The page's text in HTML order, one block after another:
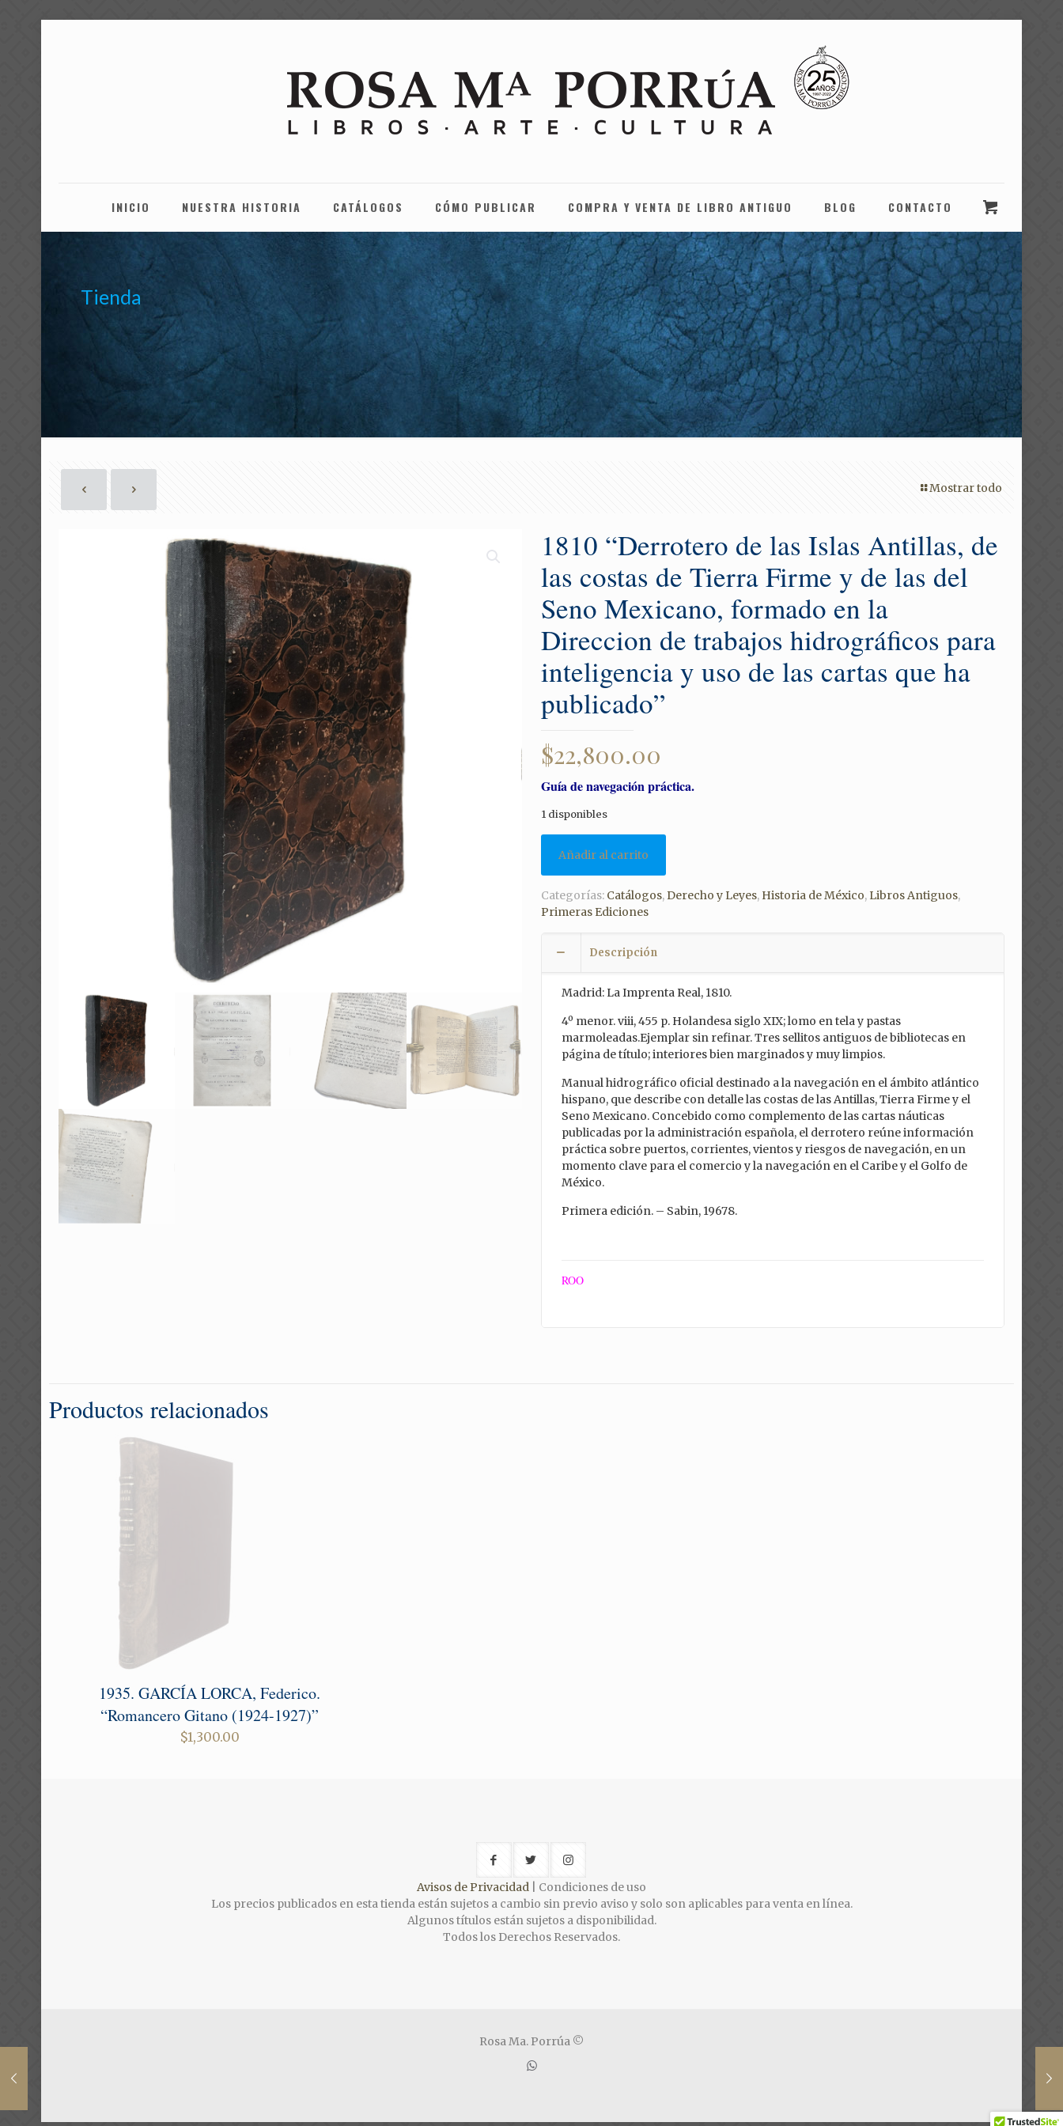
INICIO NUESTRA HISTORIA CATÁLOGOS CÓMO PUBLICAR COMPRA Y VENTA DE LIBRO ANTIGUO BLOG CONTACTO
Tienda
Mostrar todo
1810 “Derrotero de las Islas Antillas, de
las costas de Tierra Firme y de las del
Seno Mexicano, formado en la
Direccion de trabajos hidrográficos para
inteligencia y uso de las cartas que ha
publicado”
$22,800.00
Guía de navegación práctica.
1 disponibles
Añadir al carrito
Categorías: Catálogos,Derecho y Leyes, Historia de México, Libros Antiguos,
Primeras Ediciones
Descripción
Madrid: La Imprenta Real, 1810.
4º menor. viii, 455 p. Holandesa siglo XIX; lomo en tela y pastas
marmoleadas.Ejemplar sin refinar. Tres sellitos antiguos de bibliotecas en
página de título; interiores bien marginados y muy limpios.
Manual hidrográfico oficial destinado a la navegación en el ámbito atlántico
hispano, que describe con detalle las costas de las Antillas, Tierra Firme y el
Seno Mexicano. Concebido como complemento de las cartas náuticas
publicadas por la administración española, el derrotero reúne información
práctica sobre puertos, corrientes, vientos y riesgos de navegación, en un
momento clave para el comercio y la navegación en el Caribe y el Golfo de
México.
Primera edición. – Sabin, 19678.
ROO
Productos relacionados
1935. GARCÍA LORCA, Federico.
“Romancero Gitano (1924-1927)”
$1,300.00
Avisos de Privacidad | Condiciones de uso
Los precios publicados en esta tienda están sujetos a cambio sin previo aviso y solo son aplicables para venta en línea.
Algunos títulos están sujetos a disponibilidad.
Todos los Derechos Reservados.
Rosa Ma. Porrúa ©